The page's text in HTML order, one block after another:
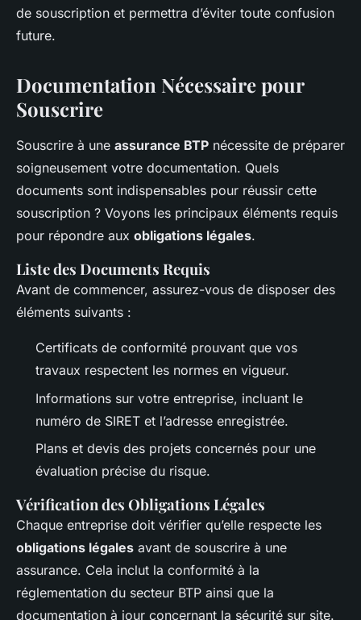
de souscription et permettra d’éviter toute confusion
future.
Documentation Nécessaire pour
Souscrire
Souscrire à une assurance BTP nécessite de préparer
soigneusement votre documentation. Quels
documents sont indispensables pour réussir cette
souscription ? Voyons les principaux éléments requis
pour répondre aux obligations légales.
Liste des Documents Requis
Avant de commencer, assurez-vous de disposer des
éléments suivants :
Certificats de conformité prouvant que vos
travaux respectent les normes en vigueur.
Informations sur votre entreprise, incluant le
numéro de SIRET et l’adresse enregistrée.
Plans et devis des projets concernés pour une
évaluation précise du risque.
Vérification des Obligations Légales
Chaque entreprise doit vérifier qu’elle respecte les
obligations légales avant de souscrire à une
assurance. Cela inclut la conformité à la
réglementation du secteur BTP ainsi que la
documentation à jour concernant la sécurité sur site.